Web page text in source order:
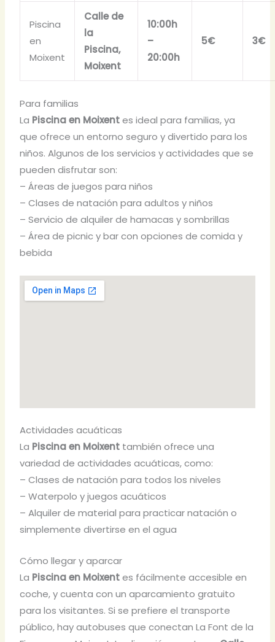
Piscina
en
Moixent
Calle de
la
Piscina,
Moixent
10:00h
–
20:00h
5€ 3€
Para familias
La Piscina en Moixentes ideal para familias, ya
que ofrece un entorno seguro y divertido para los
niños. Algunos de los servicios y actividades que se
pueden disfrutar son:
– Áreas de juegos para niños
– Clases de natación para adultos y niños
– Servicio de alquiler de hamacas y sombrillas
– Área de picnic y bar con opciones de comida y
bebida
Actividades acuáticas
La Piscina en Moixent también ofrece una
variedad de actividades acuáticas, como:
– Clases de natación para todos los niveles
– Waterpolo y juegos acuáticos
– Alquiler de material para practicar natación o
simplemente divertirse en el agua
Cómo llegar y aparcar
La Piscina en Moixentes fácilmente accesible en
coche, y cuenta con un aparcamiento gratuito
para los visitantes. Si se prefiere el transporte
público, hay autobuses que conectan La Font de la